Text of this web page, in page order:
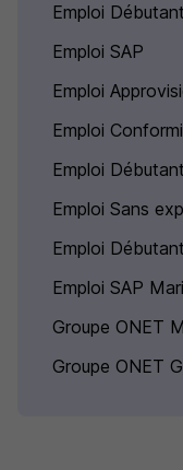
Emploi Débutant
Emploi SAP
Emploi
Emploi
Emploi
Emploi Sans
Emploi
Emploi SAP
Groupe ONET
Groupe ONET